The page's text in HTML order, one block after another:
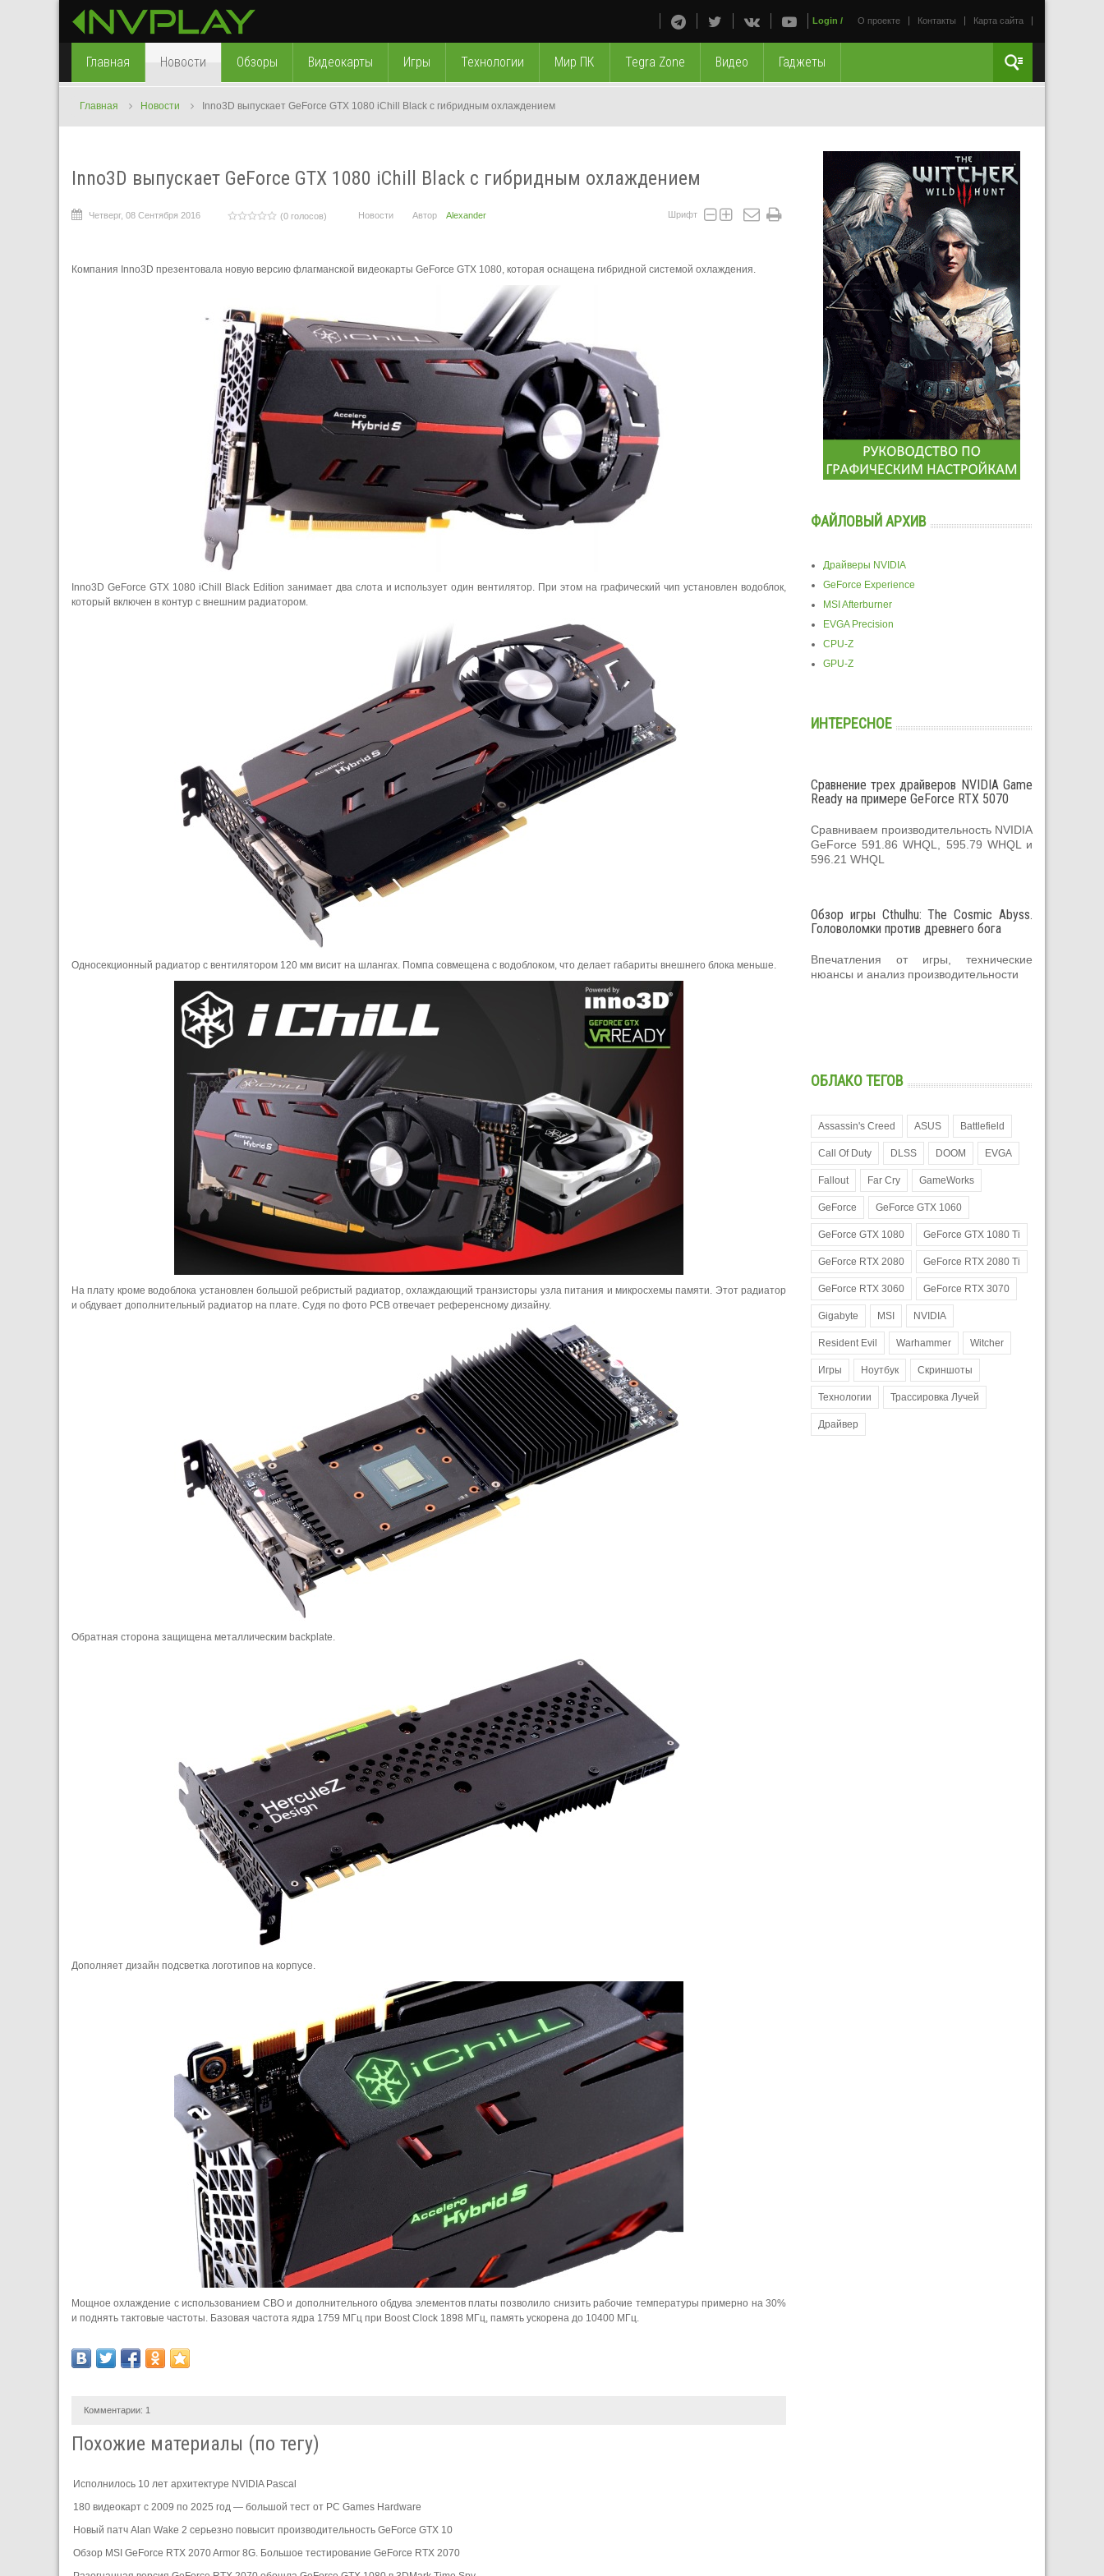
О проекте Контакты Карта сайта
Login /
Главная Новости Обзоры Видеокарты Игры Технологии Мир ПК Tegra Zone Видео Гаджеты
Главная Новости Inno3D выпускает GeForce GTX 1080 iChill Black с гибридным охлаждением
Inno3D выпускает GeForce GTX 1080 iChill Black с гибридным охлаждением
Четверг, 08 Сентября 2016 (0 голосов) Новости Автор Alexander Шрифт
Компания Inno3D презентовала новую версию флагманской видеокарты GeForce GTX 1080, которая оснащена гибридной системой охлаждения.
Inno3D GeForce GTX 1080 iChill Black Edition занимает два слота и использует один вентилятор. При этом на графический чип установлен водоблок,
который включен в контур с внешним радиатором.
Односекционный радиатор с вентилятором 120 мм висит на шлангах. Помпа совмещена с водоблоком, что делает габариты внешнего блока меньше.
На плату кроме водоблока установлен большой ребристый радиатор, охлаждающий транзисторы узла питания и микросхемы памяти. Этот радиатор
и обдувает дополнительный радиатор на плате. Судя по фото PCB отвечает референсному дизайну.
Обратная сторона защищена металлическим backplatе.
Дополняет дизайн подсветка логотипов на корпусе.
Мощное охлаждение с использованием СВО и дополнительного обдува элементов платы позволило снизить рабочие температуры примерно на 30%
и поднять тактовые частоты. Базовая частота ядра 1759 МГц при Boost Clock 1898 МГц, память ускорена до 10400 МГц.
Комментарии: 1
Похожие материалы (по тегу)
Исполнилось 10 лет архитектуре NVIDIA Pascal
180 видеокарт с 2009 по 2025 год — большой тест от PC Games Hardware
Новый патч Alan Wake 2 серьезно повысит производительность GeForce GTX 10
Обзор MSI GeForce RTX 2070 Armor 8G. Большое тестирование GeForce RTX 2070
ФАЙЛОВЫЙ АРХИВ
Драйверы NVIDIA
GeForce Experience
MSI Afterburner
EVGA Precision
CPU-Z
GPU-Z
ИНТЕРЕСНОЕ
Сравнение трех драйверов NVIDIA Game
Ready на примере GeForce RTX 5070
Сравниваем производительность NVIDIA
GeForce 591.86 WHQL, 595.79 WHQL и
596.21 WHQL
Обзор игры Cthulhu: The Cosmic Abyss.
Головоломки против древнего бога
Впечатления от игры, технические
нюансы и анализ производительности
ОБЛАКО ТЕГОВ
Assassin's Creed ASUS Battlefield
Call Of Duty DLSS DOOM EVGA
Fallout Far Cry GameWorks
GeForce GeForce GTX 1060
GeForce GTX 1080 GeForce GTX 1080 Ti
GeForce RTX 2080 GeForce RTX 2080 Ti
GeForce RTX 3060 GeForce RTX 3070
Gigabyte MSI NVIDIA
Resident Evil Warhammer Witcher
Игры Ноутбук Скриншоты
Технологии Трассировка Лучей
Драйвер